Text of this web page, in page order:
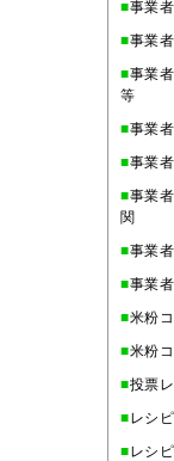
■事業
■事業
■事業
等
■事業
■事業
■事業
関
■事業
■事業
■米粉
■米粉
■投票
■レシ
■レシ